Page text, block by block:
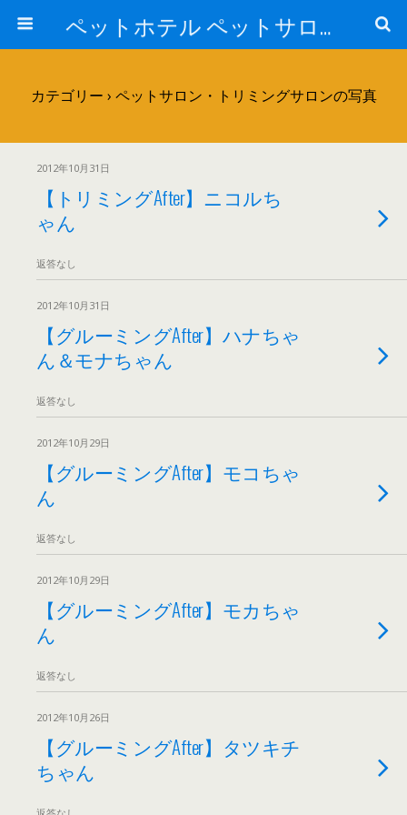
ペットホテル ペットサロン トリミングサロン 東京 ヌーノクラブのブログ
カテゴリー › ペットサロン・トリミングサロンの写真
2012年10月31日
【トリミングAfter】ニコルち
ゃん
返答なし
2012年10月31日
【グルーミングAfter】ハナちゃ
ん＆モナちゃん
返答なし
2012年10月29日
【グルーミングAfter】モコちゃ
ん
返答なし
2012年10月29日
【グルーミングAfter】モカちゃ
ん
返答なし
2012年10月26日
【グルーミングAfter】タツキチ
ちゃん